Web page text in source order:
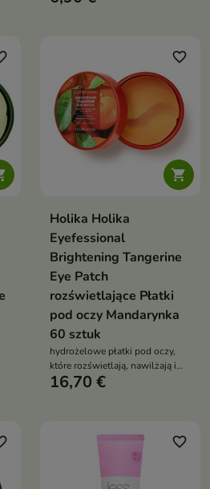

favorite_border
Holika Holika
Eyefessional
Brightening Tangerine
Eye Patch
rozświetlające Płatki
pod oczy Mandarynka
60 sztuk
hydrożelowe płatki pod oczy,
które rozświetlają, nawilżają i
pomagają zmniejszyć oznaki
16,70 €
favorite_border